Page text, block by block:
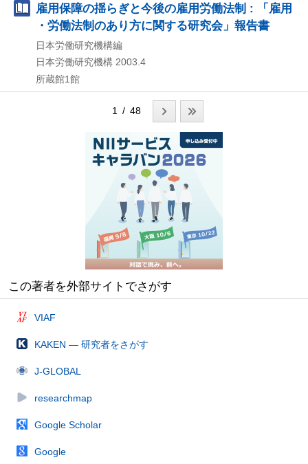
雇用保障の揺らぎと今後の雇用労働法制 : 「雇用
・労働法制のあり方に関する研究会」報告書
日本労働研究機構編
日本労働研究機構 2003.4
所蔵館1館
1 / 48
この著者を外部サイトでさがす
VIAF
KAKEN — 研究者をさがす
J-GLOBAL
researchmap
Google Scholar
Google